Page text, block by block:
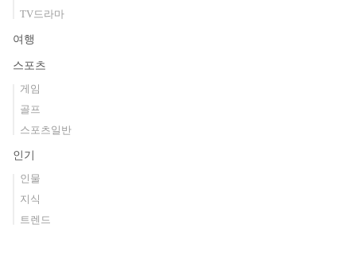
TV드라마
여행
스포츠
게임
골프
스포츠일반
인기
인물
지식
트렌드